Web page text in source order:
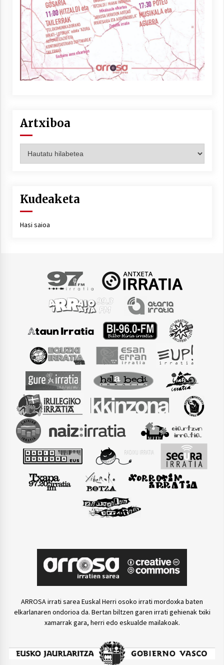
Berria egunkarian elkarrizketa
Arrosaren 20 urteez
2021/07/06
EHZtik
Arrosaren laburpen bideoa Hamaika
Telebistaren eskutik
2021/06/30
Artxiboa
Kudeaketa
Hasi saioa
ARROSA irrati sarea Euskal Herri osoko irrati mordoxka baten
elkarlanaren ondorioa da. Bertan biltzen garen irrati gehienak txiki
xamarrak gara, herri edo eskualde mailakoak.